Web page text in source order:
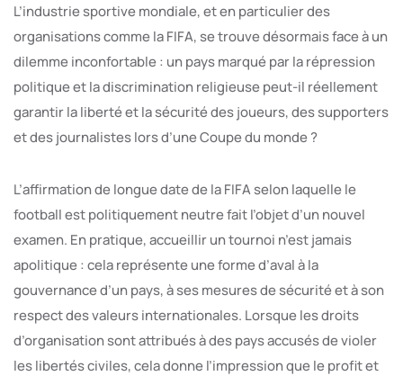
L’industrie sportive mondiale, et en particulier des
organisations comme la FIFA, se trouve désormais face à un
dilemme inconfortable : un pays marqué par la répression
politique et la discrimination religieuse peut-il réellement
garantir la liberté et la sécurité des joueurs, des supporters
et des journalistes lors d’une Coupe du monde ?
L’affirmation de longue date de la FIFA selon laquelle le
football est politiquement neutre fait l’objet d’un nouvel
examen. En pratique, accueillir un tournoi n’est jamais
apolitique : cela représente une forme d’aval à la
gouvernance d’un pays, à ses mesures de sécurité et à son
respect des valeurs internationales. Lorsque les droits
d’organisation sont attribués à des pays accusés de violer
les libertés civiles, cela donne l’impression que le profit et